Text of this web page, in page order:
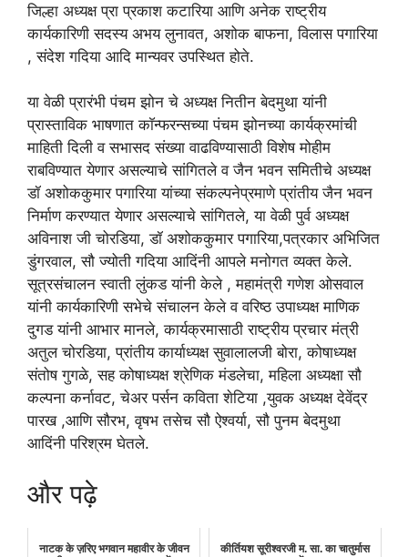
जिल्हा अध्यक्ष प्रा प्रकाश कटारिया आणि अनेक राष्ट्रीय
कार्यकारिणी सदस्य अभय लुनावत, अशोक बाफना, विलास पगारिया
, संदेश गदिया आदि मान्यवर उपस्थित होते.
या वेळी प्रारंभी पंचम झोन चे अध्यक्ष नितीन बेदमुथा यांनी
प्रास्ताविक भाषणात काॅन्फरन्सच्या पंचम झोनच्या कार्यक्रमांची
माहिती दिली व सभासद संख्या वाढविण्यासाठी विशेष मोहीम
राबविण्यात येणार असल्याचे सांगितले व जैन भवन समितीचे अध्यक्ष
डॉ अशोककुमार पगारिया यांच्या संकल्पनेप्रमाणे प्रांतीय जैन भवन
निर्माण करण्यात येणार असल्याचे सांगितले, या वेळी पुर्व अध्यक्ष
अविनाश जी चोरडिया, डॉ अशोककुमार पगारिया,पत्रकार अभिजित
डुंगरवाल, सौ ज्योती गदिया आदिंनी आपले मनोगत व्यक्त केले.
सूत्रसंचालन स्वाती लुंकड यांनी केले , महामंत्री गणेश ओसवाल
यांनी कार्यकारिणी सभेचे संचालन केले व वरिष्ठ उपाध्यक्ष माणिक
दुगड यांनी आभार मानले, कार्यक्रमासाठी राष्ट्रीय प्रचार मंत्री
अतुल चोरडिया, प्रांतीय कार्याध्यक्ष सुवालालजी बोरा, कोषाध्यक्ष
संतोष गुगळे, सह कोषाध्यक्ष श्रेणिक मंडलेचा, महिला अध्यक्षा सौ
कल्पना कर्नावट, चेअर पर्सन कविता शेटिया ,युवक अध्यक्ष देवेंद्र
पारख ,आणि सौरभ, वृषभ तसेच सौ ऐश्वर्या, सौ पुनम बेदमुथा
आदिंनी परिश्रम घेतले.
और पढ़े
नाटक के ज़रिए भगवान महावीर के जीवन
कीर्तियश सूरीश्वरजी म. सा. का चातुर्मास